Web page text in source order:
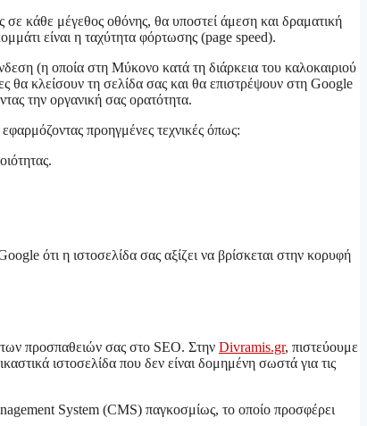
σε κάθε μέγεθος οθόνης, θα υποστεί άμεση και δραματική
είναι η ταχύτητα φόρτωσης (page speed).
(η οποία στη Μύκονο κατά τη διάρκεια του καλοκαιριού
θα κλείσουν τη σελίδα σας και θα επιστρέψουν στη Google
την οργανική σας ορατότητα.
προηγμένες τεχνικές όπως:
ότι η ιστοσελίδα σας αξίζει να βρίσκεται στην κορυφή
των προσπαθειών σας στο SEO. Στην Divramis.gr, πιστεύουμε
ιστοσελίδα που δεν είναι δομημένη σωστά για τις
System (CMS) παγκοσμίως, το οποίο προσφέρει